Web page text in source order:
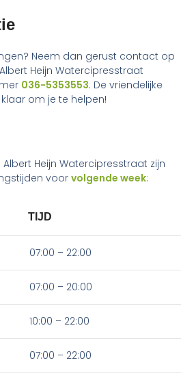
Neem dan gerust contact op
Heijn Watercipresstraat
036-5353553. De vriendelijke
om je te helpen!
Heijn Watercipresstraat zijn
voor volgende week:
TIJD
07:00 – 22:00
07:00 – 20:00
10:00 – 22:00
07:00 – 22:00